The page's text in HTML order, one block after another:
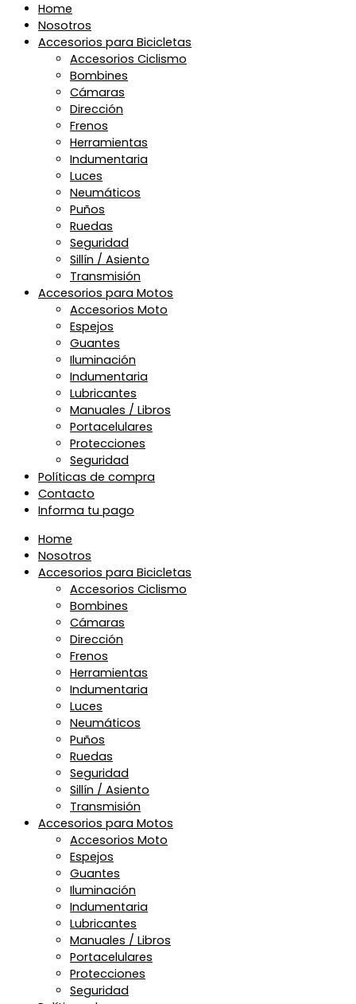
Home
Nosotros
Accesorios para Bicicletas
Accesorios Ciclismo
Bombines
Cámaras
Dirección
Frenos
Herramientas
Indumentaria
Luces
Neumáticos
Puños
Ruedas
Seguridad
Sillín / Asiento
Transmisión
Accesorios para Motos
Accesorios Moto
Espejos
Guantes
Iluminación
Indumentaria
Lubricantes
Manuales / Libros
Portacelulares
Protecciones
Seguridad
Políticas de compra
Contacto
Informa tu pago
Home
Nosotros
Accesorios para Bicicletas
Accesorios Ciclismo
Bombines
Cámaras
Dirección
Frenos
Herramientas
Indumentaria
Luces
Neumáticos
Puños
Ruedas
Seguridad
Sillín / Asiento
Transmisión
Accesorios para Motos
Accesorios Moto
Espejos
Guantes
Iluminación
Indumentaria
Lubricantes
Manuales / Libros
Portacelulares
Protecciones
Seguridad